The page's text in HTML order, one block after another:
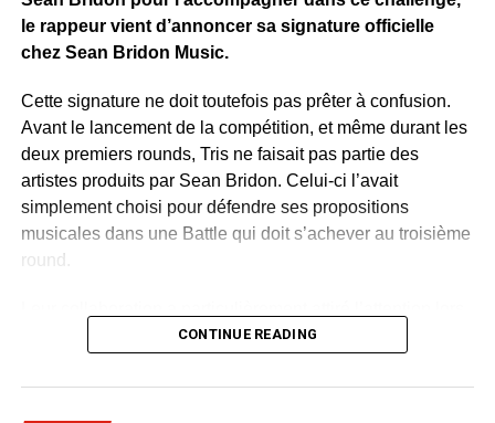
le rappeur vient d’annoncer sa signature officielle
chez Sean Bridon Music.
Cette signature ne doit toutefois pas prêter à confusion.
Avant le lancement de la compétition, et même durant les
deux premiers rounds, Tris ne faisait pas partie des
artistes produits par Sean Bridon. Celui-ci l’avait
simplement choisi pour défendre ses propositions
musicales dans une Battle qui doit s’achever au troisième
round.
de la deuxième étape du concours. Sur un morceau
ambiance urbaine, Tris a retrouvé cette lumière qui
CONTINUE READING